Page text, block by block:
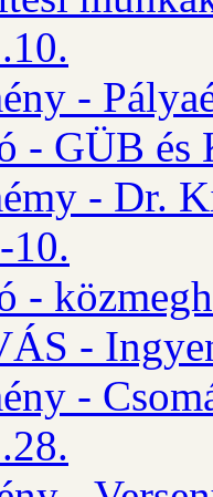
-
- GÜB és
- Dr.
10.
-
-
-